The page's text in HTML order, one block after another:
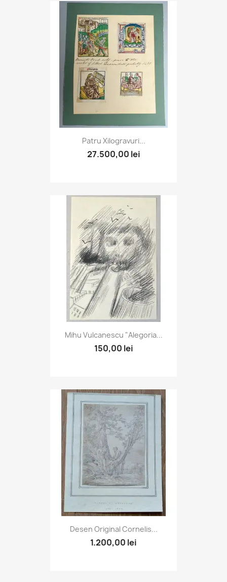
Patru Xilogravuri...
27.500,00 lei
Mihu Vulcanescu "Alegoria...
150,00 lei
Desen Original Cornelis...
1.200,00 lei